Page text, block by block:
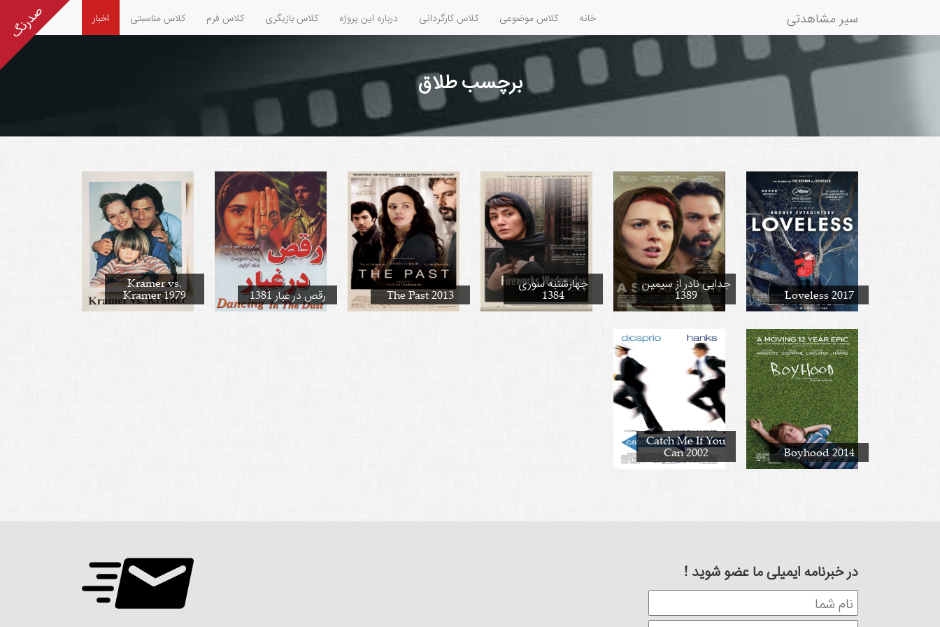
سیر مشاهدتی خانه کلاس موضوعی کلاس کارگردانی درباره این پروژه کلاس بازیگری کلاس فرم کلاس مناسبتی اخبار
برچسب طلاق
Loveless 2017
جدایی نادر از سیمین
1389
چهارشنبه سوری
1384
The Past 2013 رقص در غبار 1381
Kramer vs.
Kramer 1979
Boyhood 2014
Catch Me If You
Can 2002
در خبرنامه ایمیلی ما عضو شوید !